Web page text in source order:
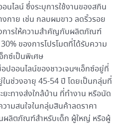
นไลน์ ซึ่งระบุการใช้งานของสกิน
งกาย เช่น กลบผมขาว ลดริ้วรอย
การให้ความสำคัญกับผลิตภัณฑ์
ของการโปรโมตที่ได้รับความ
กซ์เป็นพิเศษ
ปออนไลน์ของชาวเจนฯเอ็กซ์อยู่ที่
นช่วงอายุ 45-54 ปี โดยเป็นกลุ่มที่
ยะทางส่งใกล้บ้าน ที่ทำงาน หรือนัด
วามสนใจในกลุ่มสินค้าลดราคา
ผลิตภัณฑ์สำหรับเด็ก ผู้ใหญ่ หรือผู้